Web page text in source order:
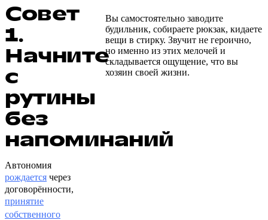
Совет
1.
Начните
с
рутины
без
напоминаний
Вы самостоятельно заводите
будильник, собираете рюкзак, кидаете
вещи в стирку. Звучит не героично,
но именно из этих мелочей и
складывается ощущение, что вы
хозяин своей жизни.
Автономия
рождается через
договорённости,
принятие
собственного